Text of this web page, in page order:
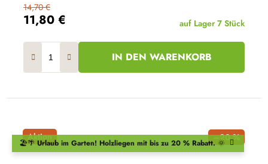
🏖️🌴 Urlaub im Garten! Holzliegen mit bis zu 20 % Rabatt. 🌞
11,80 €
14,70 €
auf Lager 7 Stück
IN DEN WARENKORB
Aktion –20 %